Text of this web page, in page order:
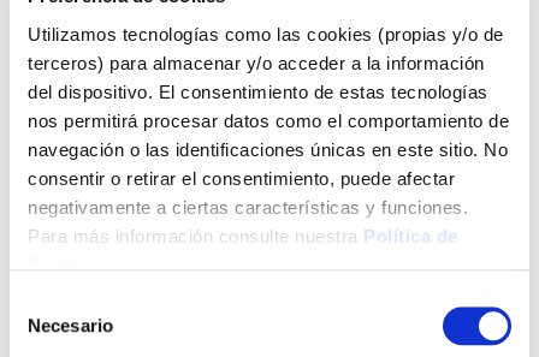
Utilizamos tecnologías como las cookies (propias y/o de
terceros) para almacenar y/o acceder a la información
del dispositivo. El consentimiento de estas tecnologías
nos permitirá procesar datos como el comportamiento de
navegación o las identificaciones únicas en este sitio. No
consentir o retirar el consentimiento, puede afectar
negativamente a ciertas características y funciones.
Para más información consulte nuestra Política de
Necesario
Ver más
7,41 €
Agotado
Introduce tu e-mail y te avisaremos si el artículo vuelve a
estar disponible.